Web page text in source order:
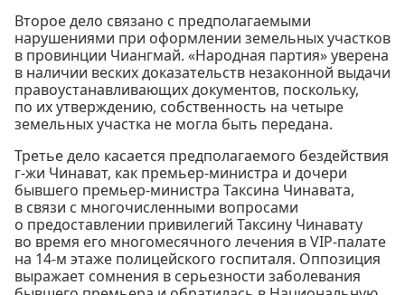
Второе дело связано с предполагаемыми
нарушениями при оформлении земельных участков
в провинции Чиангмай. «Народная партия» уверена
в наличии веских доказательств незаконной выдачи
правоустанавливающих документов, поскольку,
по их утверждению, собственность на четыре
земельных участка не могла быть передана.
Третье дело касается предполагаемого бездействия
г-жи Чинават, как премьер-министра и дочери
бывшего премьер-министра Таксина Чинавата,
в связи с многочисленными вопросами
о предоставлении привилегий Таксину Чинавату
во время его многомесячного лечения в VIP-палате
на 14-м этаже полицейского госпиталя. Оппозиция
выражает сомнения в серьезности заболевания